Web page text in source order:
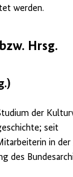
werden.
Hrsg.
der
seit
in
des